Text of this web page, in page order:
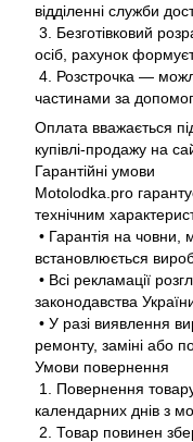
відділенні служби
3. Безготівковий
осіб, рахунок
4. Розстрочка —
частинами за
Оплата вважається
купівлі-продажу на
Гарантійні умови
Motolodka.pro гарантує
технічним
• Гарантія на човни,
встановлюється
• Всі рекламації
законодавства
• У разі виявлення
ремонту, заміні або
Умови повернення
1. Повернення
календарних днів з
2. Товар повинен